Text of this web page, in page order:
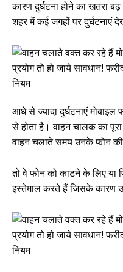
कारण दुर्घटना होने का खतरा
शहर में कई जगहों पर दुर्घटनाएं
आधे से ज्यादा दुर्घटनाएं
से होता है। वाहन चालक का
वाहन चलाते समय उनके फोन की
तो वे फोन को काटने के लिए या
इस्तेमाल करते हैं जिसके कारण